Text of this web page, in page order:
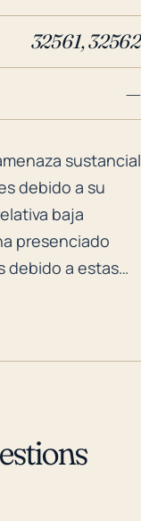
32561, 32562
—
sustancial
debido a su
baja
presenciado
debido a estas
ciclónica,
estos eventos